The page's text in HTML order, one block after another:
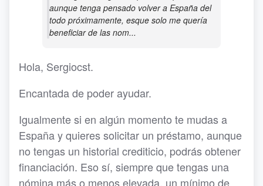
aunque tenga pensado volver a España del
todo próximamente, esque solo me quería
beneficiar de las nom...
Hola, Sergiocst.
Encantada de poder ayudar.
Igualmente si en algún momento te mudas a
España y quieres solicitar un préstamo, aunque
no tengas un historial crediticio, podrás obtener
financiación. Eso sí, siempre que tengas una
nómina más o menos elevada, un mínimo de